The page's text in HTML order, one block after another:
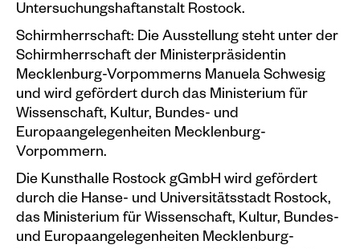
Untersuchungshaftanstalt Rostock.
Schirmherrschaft: Die Ausstellung steht unter der
Schirmherrschaft der Ministerpräsidentin
Mecklenburg-Vorpommerns Manuela Schwesig
und wird gefördert durch das Ministerium für
Wissenschaft, Kultur, Bundes- und
Europaangelegenheiten Mecklenburg-
Vorpommern.
Die Kunsthalle Rostock gGmbH wird gefördert
durch die Hanse- und Universitätsstadt Rostock,
das Ministerium für Wissenschaft, Kultur, Bundes-
und Europaangelegenheiten Mecklenburg-